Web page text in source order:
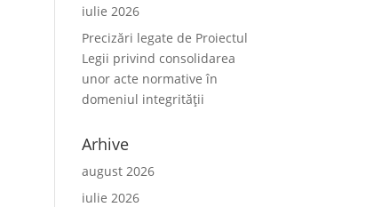
iulie 2026
Precizări legate de Proiectul
Legii privind consolidarea
unor acte normative în
domeniul integrității
Arhive
august 2026
iulie 2026